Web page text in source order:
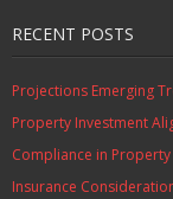
RECENT POSTS
Projections Emerging
Property Investment
Compliance in
Insurance